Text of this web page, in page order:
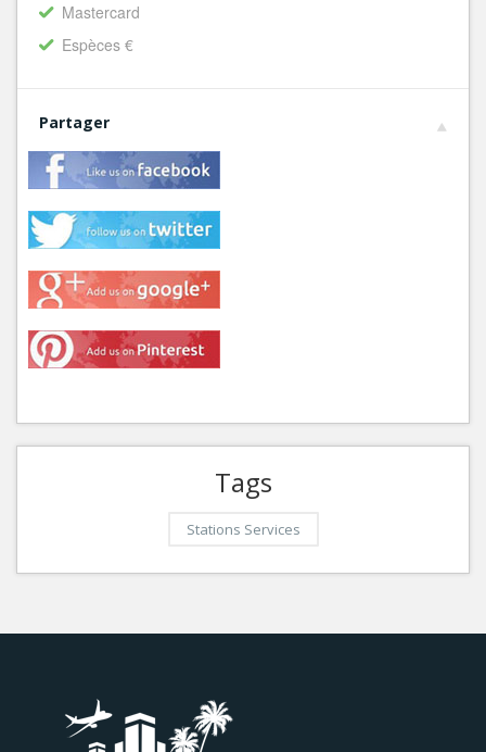
Mastercard
Espèces €
Partager
Tags
Stations Services